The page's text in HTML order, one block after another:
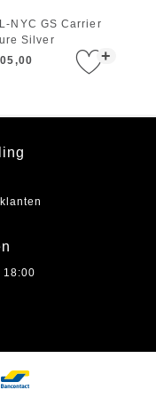
+
NYC GS Carrier
Silver
18:00